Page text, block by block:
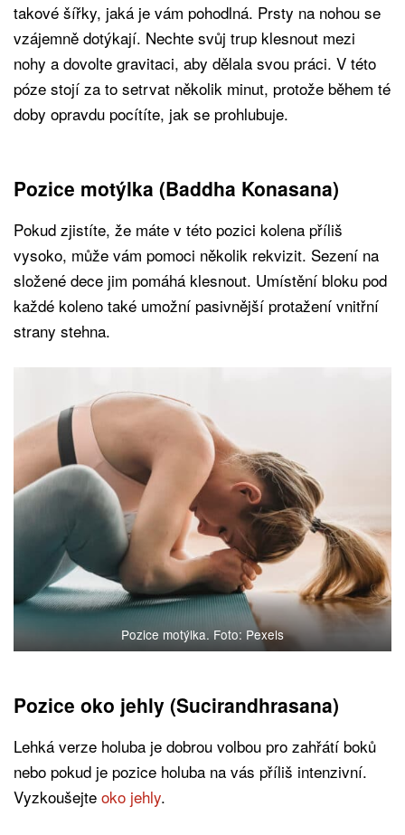
takové šířky, jaká je vám pohodlná. Prsty na nohou se
vzájemně dotýkají. Nechte svůj trup klesnout mezi
nohy a dovolte gravitaci, aby dělala svou práci. V této
póze stojí za to setrvat několik minut, protože během té
doby opravdu pocítíte, jak se prohlubuje.
Pozice motýlka (Baddha Konasana)
Pokud zjistíte, že máte v této pozici kolena příliš
vysoko, může vám pomoci několik rekvizit. Sezení na
složené dece jim pomáhá klesnout. Umístění bloku pod
každé koleno také umožní pasivnější protažení vnitřní
strany stehna.
Pozice motýlka. Foto: Pexels
Pozice oko jehly (Sucirandhrasana)
Lehká verze holuba je dobrou volbou pro zahřátí boků
nebo pokud je pozice holuba na vás příliš intenzivní.
Vyzkoušejte oko jehly.